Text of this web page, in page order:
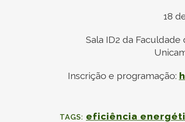
18
Sala ID2 da Faculdade
Inscrição e programação:
TAGS: eficiência